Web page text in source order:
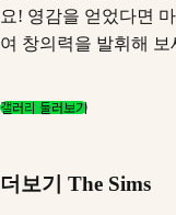
요! 영감을 얻었다면
여 창의력을 발휘해 보
갤러리 둘러보기
더보기 The Sims